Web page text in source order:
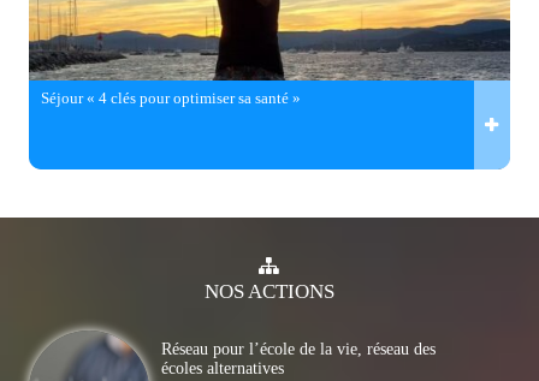
Séjour « 4 clés pour optimiser sa santé »
NOSACTIONS
Réseau pour l’école de la vie, réseau des
écoles alternatives